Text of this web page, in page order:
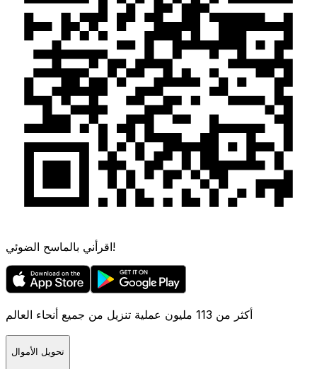
اقرأني بالماسح الضوئي!
أكثر من 113 مليون عملية تنزيل من جميع أنحاء العالم
تحويل الأموال